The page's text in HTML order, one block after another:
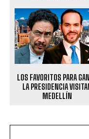
LOS FAVORITOS PARA
LA PRESIDENCIA
MEDELLÍN